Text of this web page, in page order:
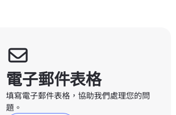
電子郵件表格
填寫電子郵件表格，協助我們處理您的問
題。